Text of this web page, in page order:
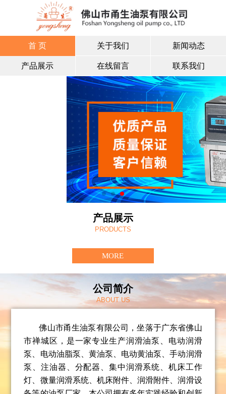
首 页 关于我们 新闻动态
产品展示 在线留言 联系我们
产品展示
PRODUCTS
MORE
公司简介
ABOUT US
佛山市甬生油泵有限公司，坐落于广东省佛山
市禅城区，是一家专业生产润滑油泵、电动润滑
泵、电动油脂泵、 黄油泵、电动黄油泵、手动润滑
泵、注油器、分配器、集中润滑系统、机床工作
灯、微量润滑系统、机床附件、润滑附件、润滑设